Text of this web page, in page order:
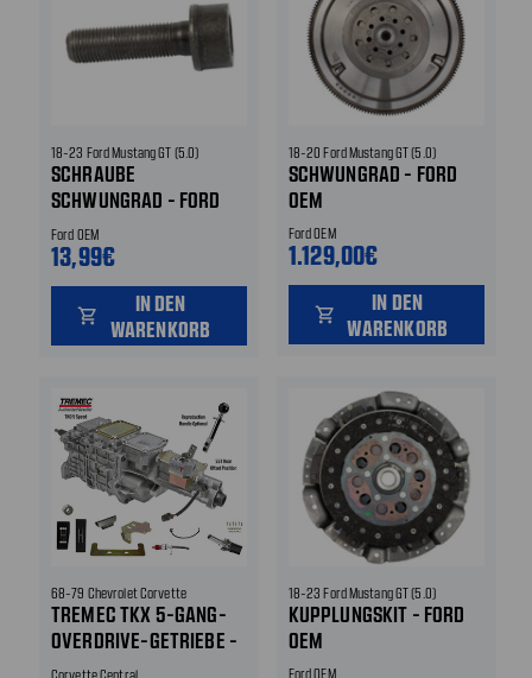
18-23 Ford Mustang GT (5.0)
SCHRAUBE
SCHWUNGRAD - FORD
OEM
Ford OEM
13,99€
shopping_cart
IN DEN
WARENKORB
18-20 Ford Mustang GT (5.0)
SCHWUNGRAD - FORD
OEM
Ford OEM
1.129,00€
shopping_cart
IN DEN
WARENKORB
68-79 Chevrolet Corvette
TREMEC TKX 5-GANG-
OVERDRIVE-GETRIEBE -
UMBAU VON MANUELLEM
18-23 Ford Mustang GT (5.0)
KUPPLUNGSKIT - FORD
OEM
Ford OEM